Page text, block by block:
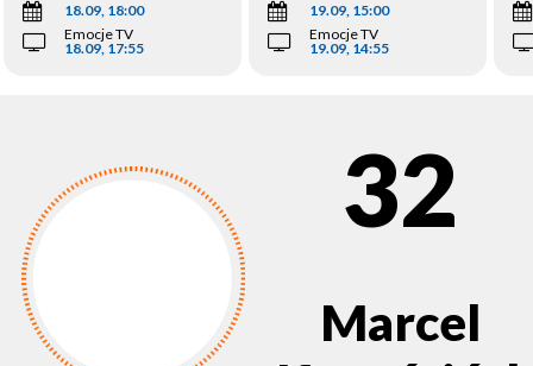
18.09, 18:00
Emocje TV
18.09, 17:55
19.09, 15:00
Emocje TV
19.09, 14:55
32
Marcel